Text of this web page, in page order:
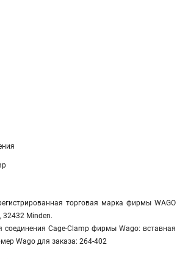
торговая марка фирмы WAGO
32432 Minden.
соединения Cage-Clamp фирмы Wago: вставная
Wago для заказа: 264-402